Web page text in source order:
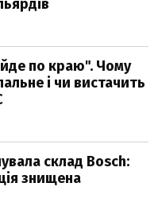
по краю". Чому
і чи вистачить
склад Bosch:
знищена